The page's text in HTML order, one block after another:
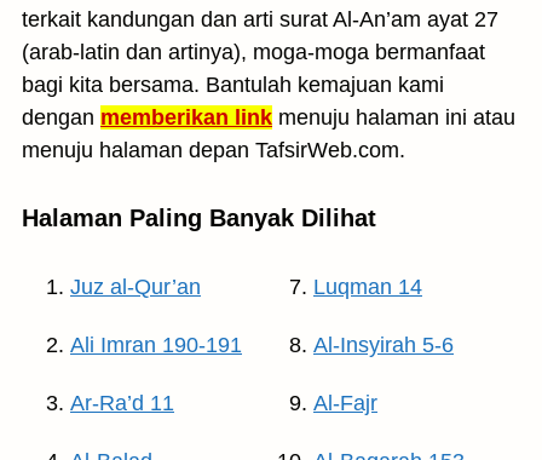
terkait kandungan dan arti surat Al-An’am ayat 27
(arab-latin dan artinya), moga-moga bermanfaat
bagi kita bersama. Bantulah kemajuan kami
dengan memberikan link menuju halaman ini atau
menuju halaman depan TafsirWeb.com.
Halaman Paling Banyak Dilihat
Juz al-Qur’an
Ali Imran 190-191
Ar-Ra’d 11
Luqman 14
Al-Insyirah 5-6
Al-Fajr